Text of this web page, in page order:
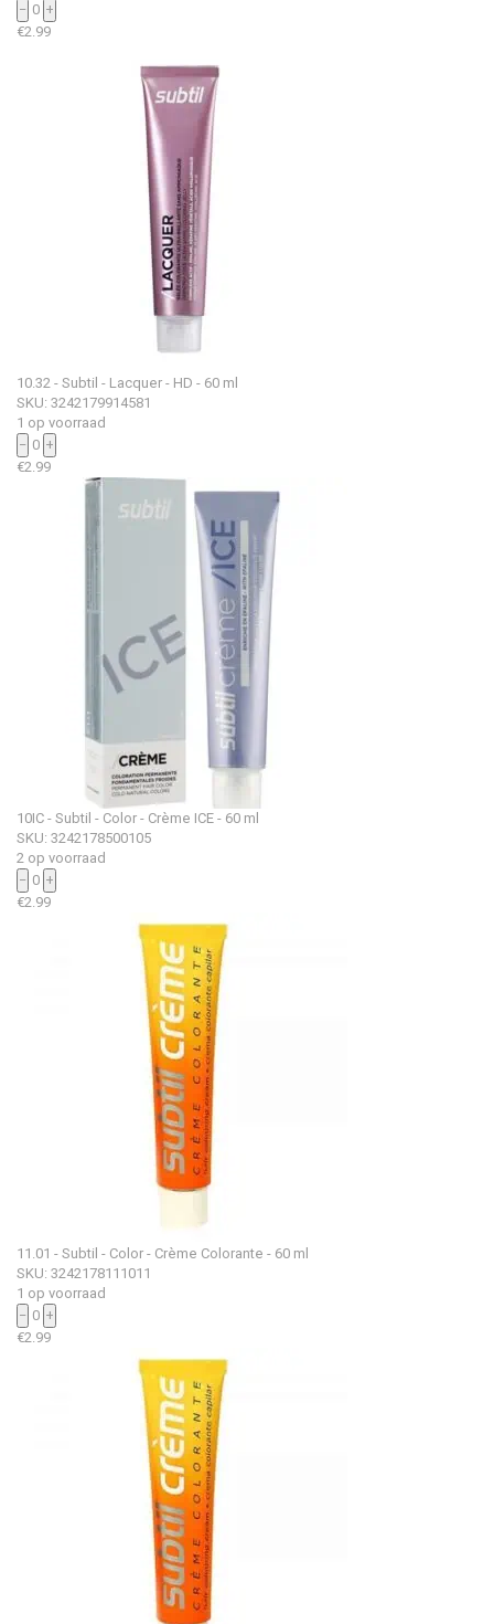
− 0 +
€2.99
10.32 - Subtil - Lacquer - HD - 60 ml
SKU: 3242179914581
1 op voorraad
− 0 +
€2.99
10IC - Subtil - Color - Crème ICE - 60 ml
SKU: 3242178500105
2 op voorraad
− 0 +
€2.99
11.01 - Subtil - Color - Crème Colorante - 60 ml
SKU: 3242178111011
1 op voorraad
− 0 +
€2.99